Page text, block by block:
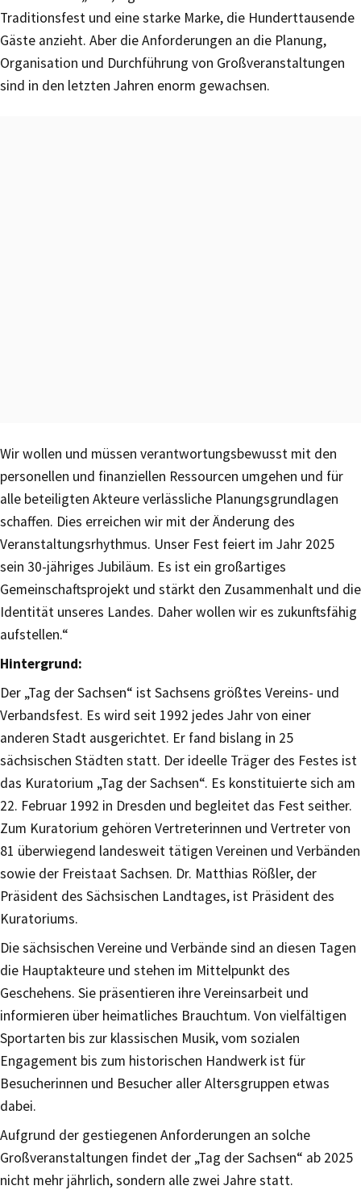
Traditionsfest und eine starke Marke, die Hunderttausende
Gäste anzieht. Aber die Anforderungen an die Planung,
Organisation und Durchführung von Großveranstaltungen
sind in den letzten Jahren enorm gewachsen.
Wir wollen und müssen verantwortungsbewusst mit den
personellen und finanziellen Ressourcen umgehen und für
alle beteiligten Akteure verlässliche Planungsgrundlagen
schaffen. Dies erreichen wir mit der Änderung des
Veranstaltungsrhythmus. Unser Fest feiert im Jahr 2025
sein 30-jähriges Jubiläum. Es ist ein großartiges
Gemeinschaftsprojekt und stärkt den Zusammenhalt und die
Identität unseres Landes. Daher wollen wir es zukunftsfähig
aufstellen.“
Hintergrund:
Der „Tag der Sachsen“ ist Sachsens größtes Vereins- und
Verbandsfest. Es wird seit 1992 jedes Jahr von einer
anderen Stadt ausgerichtet. Er fand bislang in 25
sächsischen Städten statt. Der ideelle Träger des Festes ist
das Kuratorium „Tag der Sachsen“. Es konstituierte sich am
22. Februar 1992 in Dresden und begleitet das Fest seither.
Zum Kuratorium gehören Vertreterinnen und Vertreter von
81 überwiegend landesweit tätigen Vereinen und Verbänden
sowie der Freistaat Sachsen. Dr. Matthias Rößler, der
Präsident des Sächsischen Landtages, ist Präsident des
Kuratoriums.
Die sächsischen Vereine und Verbände sind an diesen Tagen
die Hauptakteure und stehen im Mittelpunkt des
Geschehens. Sie präsentieren ihre Vereinsarbeit und
informieren über heimatliches Brauchtum. Von vielfältigen
Sportarten bis zur klassischen Musik, vom sozialen
Engagement bis zum historischen Handwerk ist für
Besucherinnen und Besucher aller Altersgruppen etwas
dabei.
Aufgrund der gestiegenen Anforderungen an solche
Großveranstaltungen findet der „Tag der Sachsen“ ab 2025
nicht mehr jährlich, sondern alle zwei Jahre statt.